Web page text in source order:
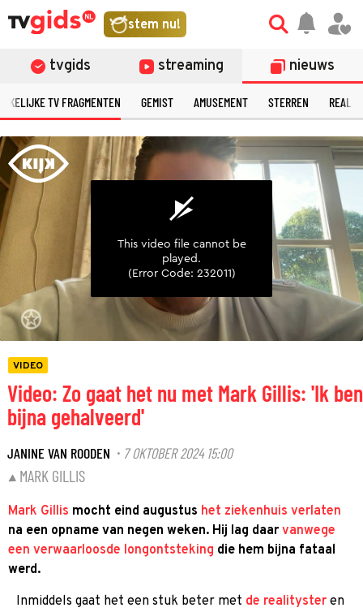
stem nu!
tvgids streaming nieuws
TV FRAGMENTEN GEMIST AMUSEMENT STERREN
©
VIDEO
Video: Zo gaat het nu met Mark Gillis: 'Ik ben
bijna gehalveerd'
JANINE VAN ROODEN · 7 OKTOBER 2024 15:00
MARK GILLIS
Mark Gillis mocht eind augustus het ziekenhuis verlaten
na een opname van negen weken. Hij lag daar vanwege
een verwaarloosde longontsteking die hem bijna fataal
werd.
Inmiddels gaat het een stuk beter met de realityster en